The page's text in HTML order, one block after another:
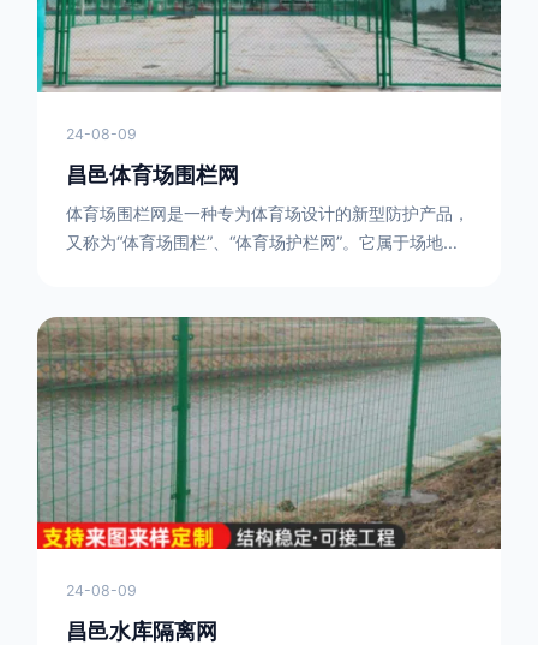
24-08-09
昌邑体育场围栏网
体育场围栏网是一种专为体育场设计的新型防护产品，
又称为“体育场围栏”、“体育场护栏网”。它属于场地围
整。体育场围栏网的材质有很多种，如钢丝绳网、聚酯
纤维网、玻璃纤维网等。不同材质的体育场围栏网具有
不同的特点和优缺点。例如，钢丝绳网具有强度高、耐
腐蚀、耐磨损等特点；聚酯纤维网则具有柔韧性好、透
气性好等特点。体育场围栏网是一种
24-08-09
昌邑水库隔离网